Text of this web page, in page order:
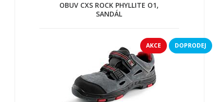
AKCE DOPRODEJ
OBUV CXS ROCK PHYLLITE O1,
SANDÁL